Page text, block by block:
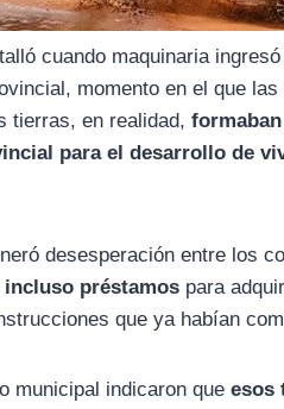
cuando maquinaria
momento en el que
tierras, en realidad,
para el desarrollo de
desesperación entre los
préstamos para
que ya habían
municipal indicaron queesos